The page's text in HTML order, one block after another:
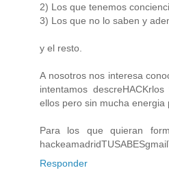
2) Los que tenemos
3) Los que no lo saben y
y el resto.
A nosotros nos interesa
intentamos
ellos pero sin mucha energia
Para los que quieran
Responder